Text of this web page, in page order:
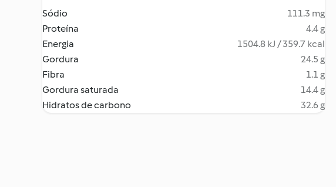
Sódio
111.3 mg
Proteína
4.4 g
Energia
1504.8 kJ / 359.7 kcal
Gordura
24.5 g
Fibra
1.1 g
Gordura saturada
14.4 g
Hidratos de carbono
32.6 g